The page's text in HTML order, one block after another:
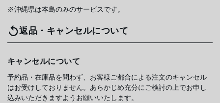
※沖縄県は本島のみのサービスです。
返品・キャンセルについて
キャンセルについて
予約品・在庫品を問わず、お客様ご都合による注文のキャンセル
はお受けしておりません。あらかじめ充分にご検討の上でお申し
込みいただきますようお願いいたします。